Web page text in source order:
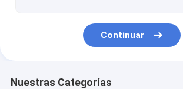
Secador de pelo de alta velocidad
Continuar
Nuestras Categorías